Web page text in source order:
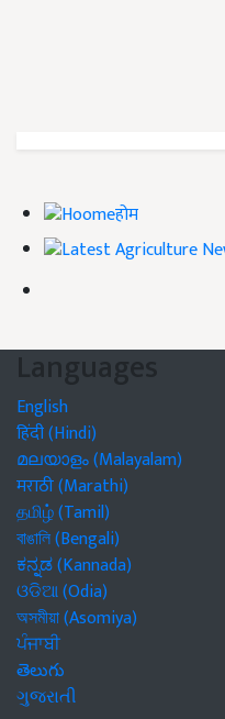
होम
Languages
English
हिंदी (Hindi)
മലയാളം (Malayalam)
मराठी (Marathi)
தமிழ் (Tamil)
বাঙালি (Bengali)
ಕನ್ನಡ (Kannada)
ଓଡିଆ (Odia)
অসমীয়া (Asomiya)
ਪੰਜਾਬੀ
తెలుగు
ગુજરાતી